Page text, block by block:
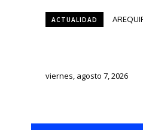
ACTUALIDAD
viernes, agosto 7, 2026